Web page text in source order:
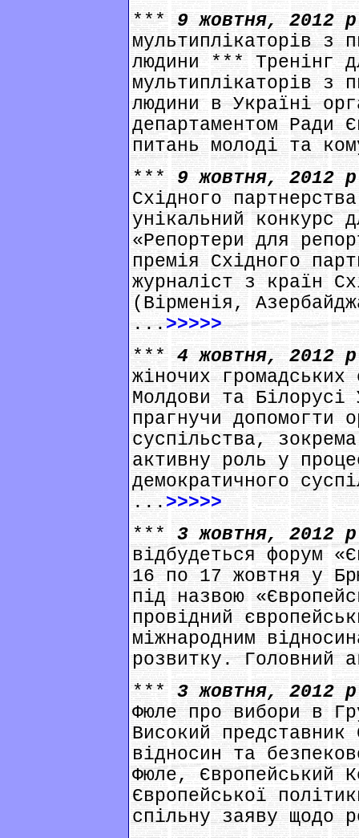
***9 жовтня, 2012
мультиплікаторів з
людини *** Тренінг
мультиплікаторів з
людини в Україні
департаментом Ради
питань молоді та
***9 жовтня, 2012
Східного
унікальний конкурс
«Репортери для
премія Східного
журналіст з країн
(Вірменія,
...>>>>>
***4 жовтня, 2012
жіночих
Молдови та Білорусі
прагнучи допомогти
суспільства,
активну роль у
демократичного
...>>>>>
***3 жовтня, 2012
відбудеться форум
16 по 17 жовтня у
під назвою
провідний
міжнародним
розвитку. Головний
***3 жовтня, 2012
Фюле про вибори в
Високий
відносин та
Фюле, Європейський
Європейської
спільну заяву щодо